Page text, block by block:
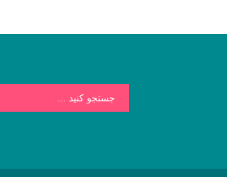
است که فردا برای نخریدن کتاب خواهیم پرداخت.